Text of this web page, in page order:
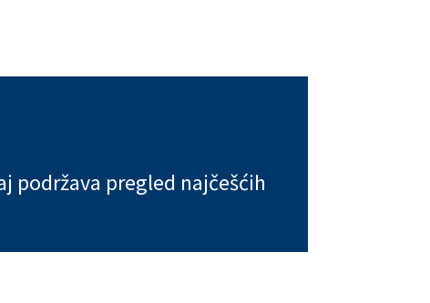
podržava pregled najčešćih